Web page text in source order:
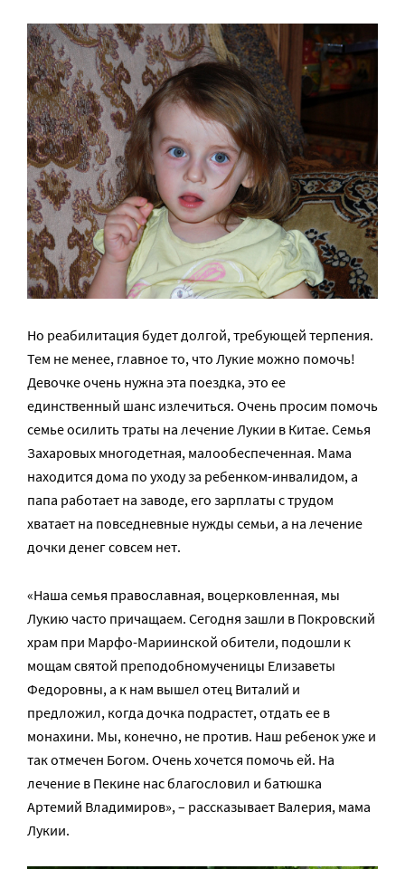
Но реабилитация будет долгой, требующей терпения.
Тем не менее, главное то, что Лукие можно помочь!
Девочке очень нужна эта поездка, это ее
единственный шанс излечиться. Очень просим помочь
семье осилить траты на лечение Лукии в Китае. Семья
Захаровых многодетная, малообеспеченная. Мама
находится дома по уходу за ребенком-инвалидом, а
папа работает на заводе, его зарплаты с трудом
хватает на повседневные нужды семьи, а на лечение
дочки денег совсем нет.
«Наша семья православная, воцерковленная, мы
Лукию часто причащаем. Сегодня зашли в Покровский
храм при Марфо-Мариинской обители, подошли к
мощам святой преподобномученицы Елизаветы
Федоровны, а к нам вышел отец Виталий и
предложил, когда дочка подрастет, отдать ее в
монахини. Мы, конечно, не против. Наш ребенок уже и
так отмечен Богом. Очень хочется помочь ей. На
лечение в Пекине нас благословил и батюшка
Артемий Владимиров», – рассказывает Валерия, мама
Лукии.